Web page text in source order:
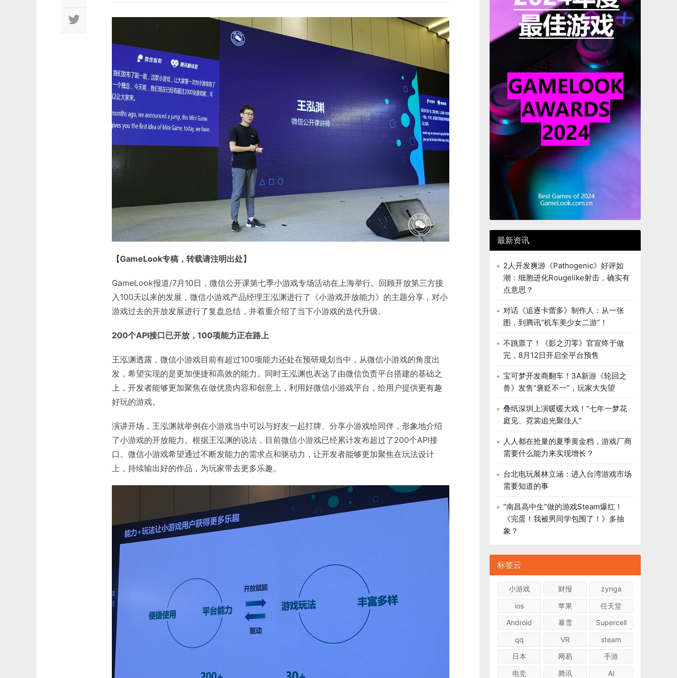
【GameLook专稿，转载请注明出处】
GameLook报道/7月10日，微信公开课第七季小游戏专场活动在上海举行。回顾开放第三方接
入100天以来的发展，微信小游戏产品经理王泓渊进行了《小游戏开放能力》的主题分享，对小
游戏过去的开放发展进行了复盘总结，并着重介绍了当下小游戏的迭代升级。
200个API接口已开放，100项能力正在路上
王泓渊透露，微信小游戏目前有超过100项能力还处在预研规划当中，从微信小游戏的角度出
发，希望实现的是更加便捷和高效的能力。同时王泓渊也表达了由微信负责平台搭建的基础之
上，开发者能够更加聚焦在做优质内容和创意上，利用好微信小游戏平台，给用户提供更有趣
好玩的游戏。
演讲开场，王泓渊就举例在小游戏当中可以与好友一起打牌、分享小游戏给同伴，形象地介绍
了小游戏的开放能力。根据王泓渊的说法，目前微信小游戏已经累计发布超过了200个API接
口。微信小游戏希望通过不断发能力的需求点和驱动力，让开发者能够更加聚焦在玩法设计
上，持续输出好的作品，为玩家带去更多乐趣。
最新资讯
2人开发爽游《Pathogenic》好评如
潮：细胞进化Rougelike射击，确实有
点意思？
对话《追逐卡蕾多》制作人：从一张
图，到腾讯“机车美少女二游”！
不跳票了！《影之刃零》官宣终于做
完，8月12日开启全平台预售
宝可梦开发商翻车！3A新游《轮回之
兽》发售“褒贬不一”，玩家大失望
叠纸深圳上演暖暖大戏！“七年一梦花
庭见、霓裳追光聚佳人”
人人都在抢量的夏季黄金档，游戏厂商
需要什么能力来实现增长？
台北电玩展林立涵：进入台湾游戏市场
需要知道的事
“南昌高中生”做的游戏Steam爆红！
《完蛋！我被男同学包围了！》多抽
象？
标签云
小游戏 财报
zynga
ios
苹果
任天堂
Android
暴雪
Supercell
qq
VR
steam
日本
网易
手游
电竞
腾讯
AI